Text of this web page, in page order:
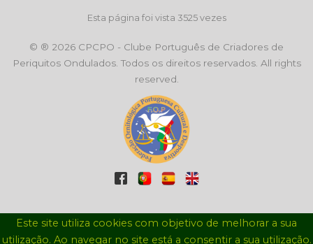
Esta página foi vista 3525 vezes
© ® 2026 CPCPO - Clube Português de Criadores de
Periquitos Ondulados. Todos os direitos reservados. All rights
reserved.
Este site utiliza cookies com objetivo de melhorar a sua
utilização. Ao navegar no site está a consentir a sua utilização.